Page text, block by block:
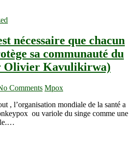
nécessaire que chacun
sa communauté du
Olivier Kavulikirwa)
Comments Mpox
, l’organisation mondiale de la santé a
ou variole du singe comme une